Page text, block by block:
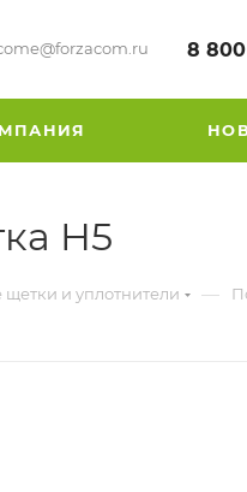
8
H5
и уплотнители —